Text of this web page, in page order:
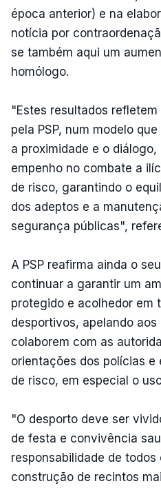
época anterior) e na
notícia por
se também aqui um
homólogo.
"Estes resultados
pela PSP, num modelo
a proximidade e o
empenho no combate a
de risco, garantindo o
dos adeptos e a
segurança públicas",
A PSP reafirma ainda o
continuar a garantir um
protegido e acolhedor em
desportivos, apelando
colaborem com as
orientações dos polícias
de risco, em especial o
"O desporto deve ser
de festa e convivência
responsabilidade de
construção de recintos